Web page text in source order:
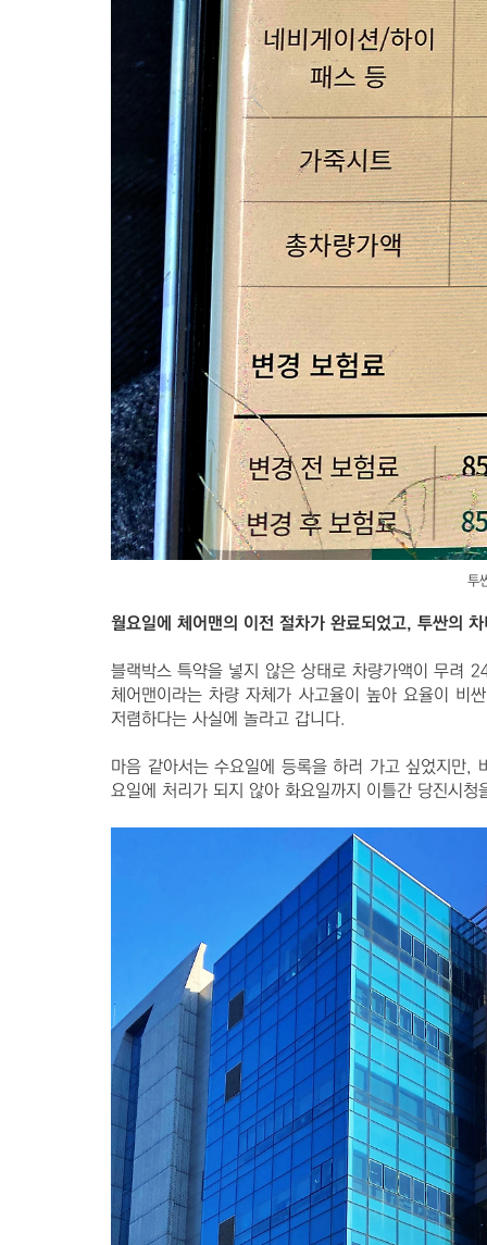
투
월요일에 체어맨의 이전 절차가 완료되었고, 투싼의
블랙박스 특약을 넣지 않은 상태로 차량가액이 무려
체어맨이라는 차량 자체가 사고율이 높아 요율이 비
저렴하다는 사실에 놀라고 갑니다.
마음 같아서는 수요일에 등록을 하러 가고 싶었지만,
요일에 처리가 되지 않아 화요일까지 이틀간 당진시청